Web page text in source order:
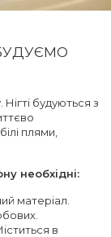
будуються з
плями,
необхідні:
матеріал.
в